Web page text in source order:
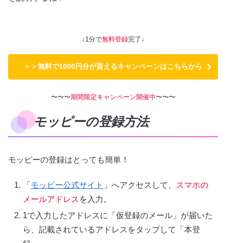
↓1分で無料登録完了↓
＞＞無料で1000円分が貰えるキャンペーンはこちらから
〜〜〜期間限定キャンペーン開催中〜〜〜
モッピーの登録方法
モッピーの登録はとっても簡単！
「 モッピー公式サイト 」へアクセスして、 スマホの
メールアドレス を入力。
1で入力したアドレスに「仮登録のメール」が届いた
ら、記載されているアドレスをタップして「本登